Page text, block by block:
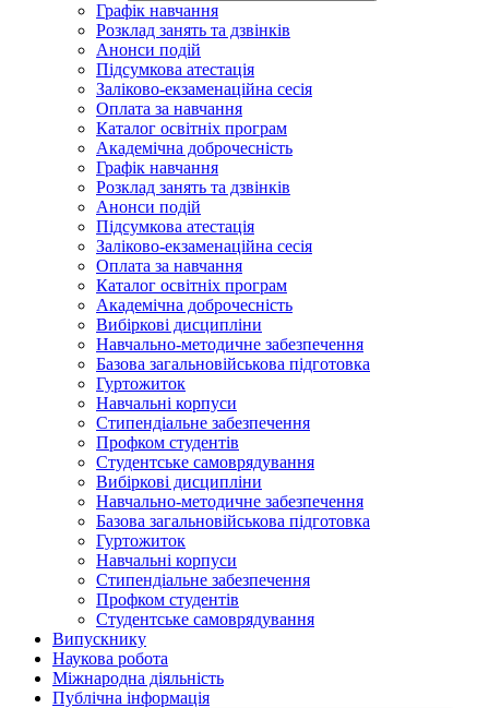
Графік навчання
Розклад занять та дзвінків
Анонси подій
Підсумкова атестація
Заліково-екзаменаційна сесія
Оплата за навчання
Каталог освітніх програм
Академічна доброчесність
Графік навчання
Розклад занять та дзвінків
Анонси подій
Підсумкова атестація
Заліково-екзаменаційна сесія
Оплата за навчання
Каталог освітніх програм
Академічна доброчесність
Вибіркові дисципліни
Навчально-методичне забезпечення
Базова загальновійськова підготовка
Гуртожиток
Навчальні корпуси
Стипендіальне забезпечення
Профком студентів
Студентське самоврядування
Вибіркові дисципліни
Навчально-методичне забезпечення
Базова загальновійськова підготовка
Гуртожиток
Навчальні корпуси
Стипендіальне забезпечення
Профком студентів
Студентське самоврядування
Випускнику
Наукова робота
Міжнародна діяльність
Публічна інформація